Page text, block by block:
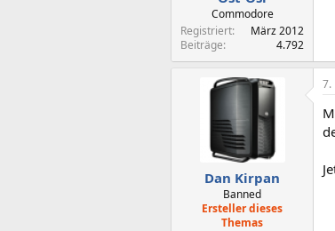
Commodore
Registriert
März 2012
Beiträge
4.792
Dan Kirpan
Banned
Ersteller dieses
Themas
7.